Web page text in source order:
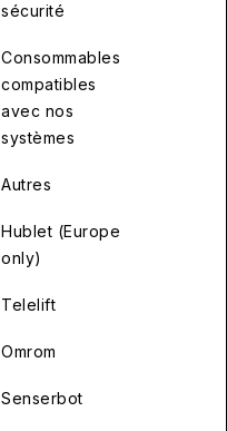
sécurité
Consommables
compatibles
avec nos
systèmes
Autres
Hublet (Europe
only)
Telelift
Omrom
Senserbot